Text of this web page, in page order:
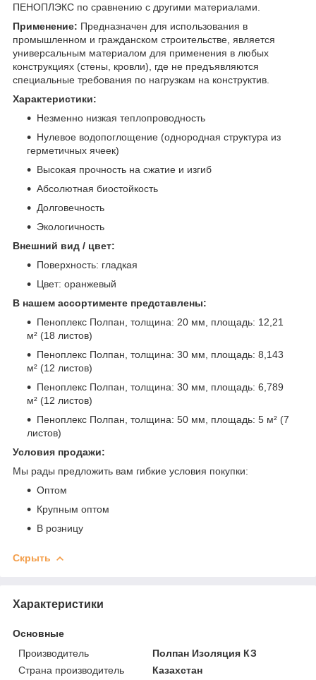
ПЕНОПЛЭКС по сравнению с другими материалами.
Применение: Предназначен для использования в
промышленном и гражданском строительстве, является
универсальным материалом для применения в любых
конструкциях (стены, кровли), где не предъявляются
специальные требования по нагрузкам на конструктив.
Характеристики:
Незменно низкая теплопроводность
Нулевое водопоглощение (однородная структура из
герметичных ячеек)
Высокая прочность на сжатие и изгиб
Абсолютная биостойкость
Долговечность
Экологичность
Внешний вид / цвет:
Поверхность: гладкая
Цвет: оранжевый
В нашем ассортименте представлены:
Пеноплекс Полпан, толщина: 20 мм, площадь: 12,21
м² (18 листов)
Пеноплекс Полпан, толщина: 30 мм, площадь: 8,143
м² (12 листов)
Пеноплекс Полпан, толщина: 30 мм, площадь: 6,789
м² (12 листов)
Пеноплекс Полпан, толщина: 50 мм, площадь: 5 м² (7
листов)
Условия продажи:
Мы рады предложить вам гибкие условия покупки:
Оптом
Крупным оптом
В розницу
Скрыть
Характеристики
Основные
Производитель
Полпан Изоляция КЗ
Страна производитель
Казахстан